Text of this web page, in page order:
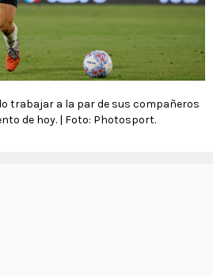
trabajar a la par de sus compañeros
de hoy. | Foto: Photosport.